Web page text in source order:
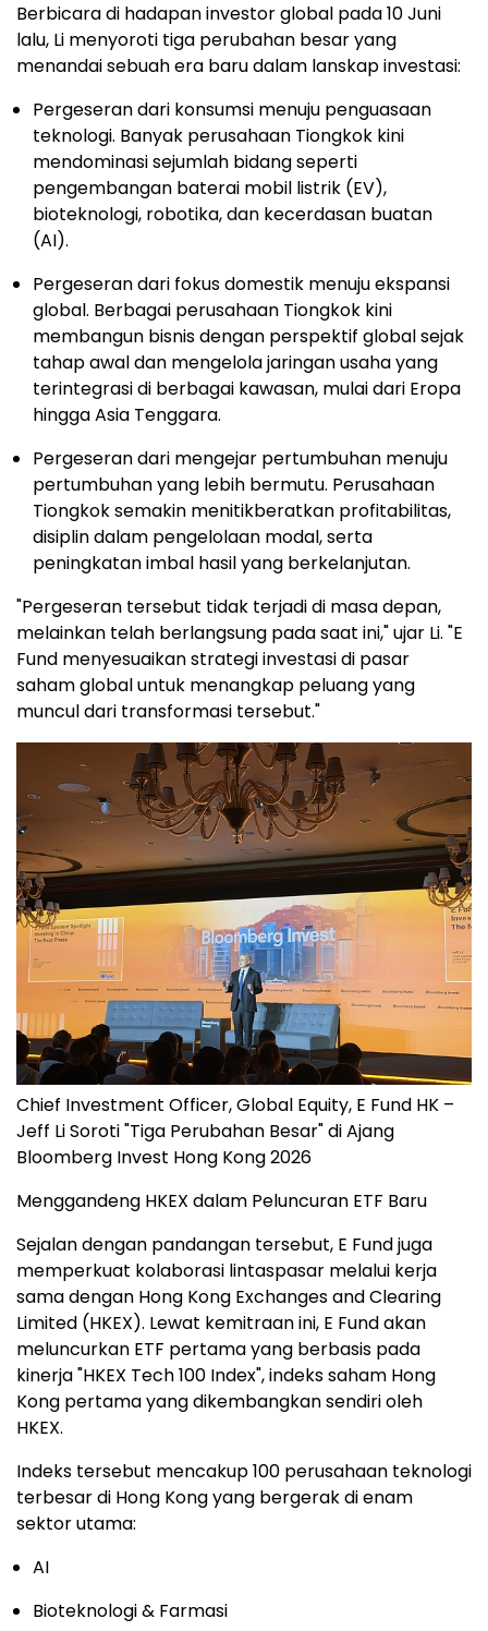
Berbicara di hadapan investor global pada 10 Juni
lalu, Li menyoroti tiga perubahan besar yang
menandai sebuah era baru dalam lanskap investasi:
Pergeseran dari konsumsi menuju penguasaan
teknologi. Banyak perusahaan Tiongkok kini
mendominasi sejumlah bidang seperti
pengembangan baterai mobil listrik (EV),
bioteknologi, robotika, dan kecerdasan buatan
(AI).
Pergeseran dari fokus domestik menuju ekspansi
global. Berbagai perusahaan Tiongkok kini
membangun bisnis dengan perspektif global sejak
tahap awal dan mengelola jaringan usaha yang
terintegrasi di berbagai kawasan, mulai dari Eropa
hingga Asia Tenggara.
Pergeseran dari mengejar pertumbuhan menuju
pertumbuhan yang lebih bermutu. Perusahaan
Tiongkok semakin menitikberatkan profitabilitas,
disiplin dalam pengelolaan modal, serta
peningkatan imbal hasil yang berkelanjutan.
"Pergeseran tersebut tidak terjadi di masa depan,
melainkan telah berlangsung pada saat ini," ujar Li. "E
Fund menyesuaikan strategi investasi di pasar
saham global untuk menangkap peluang yang
muncul dari transformasi tersebut."
Chief Investment Officer, Global Equity, E Fund HK –
Jeff Li Soroti "Tiga Perubahan Besar" di Ajang
Bloomberg Invest Hong Kong 2026
Menggandeng HKEX dalam Peluncuran ETF Baru
Sejalan dengan pandangan tersebut, E Fund juga
memperkuat kolaborasi lintaspasar melalui kerja
sama dengan Hong Kong Exchanges and Clearing
Limited (HKEX). Lewat kemitraan ini, E Fund akan
meluncurkan ETF pertama yang berbasis pada
kinerja "HKEX Tech 100 Index", indeks saham Hong
Kong pertama yang dikembangkan sendiri oleh
HKEX.
Indeks tersebut mencakup 100 perusahaan teknologi
terbesar di Hong Kong yang bergerak di enam
sektor utama:
AI
Bioteknologi & Farmasi